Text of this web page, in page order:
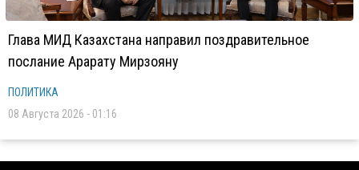
Глава МИД Казахстана направил поздравительное
послание Арарату Мирзояну
ПОЛИТИКА
08 Августа 2026 - 01:16